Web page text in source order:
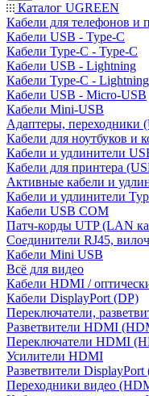
Каталог UGREEN
Кабели для телефонов и
Кабели USB - Type-C
Кабели Type-C - Type-C
Кабели USB - Lightning
Кабели Type-C - Lightning
Кабели USB - Micro-USB
Кабели Mini-USB
Адаптеры, переходники
Кабели для ноутбуков и
Кабели и удлинители
Кабели для принтера
Активные кабели и
Кабели и удлинители
Кабели USB COM
Патч-корды UTP (LAN
Соединители RJ45,
Кабели Mini USB
Всё для видео
Кабели HDMI /
Кабели DisplayPort (DP)
Переключатели,
Разветвители HDMI
Переключатели HDMI
Усилители HDMI
Разветвители DisplayPort
Переходники видео